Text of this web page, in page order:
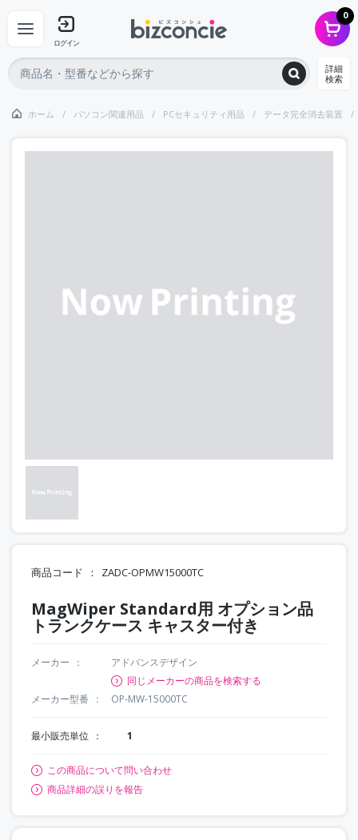
ログイン
0
詳細
検索
ホーム パソコン関連用品 PCセキュリティ用品 データ完全消去装置
商品コード ZADC-OPMW15000TC
MagWiper Standard用 オプション品
トランクケース キャスター付き
メーカー
アドバンスデザイン
同じメーカーの商品を検索する
メーカー型番
OP-MW-15000TC
最小販売単位 1
この商品について問い合わせ
商品詳細の誤りを報告